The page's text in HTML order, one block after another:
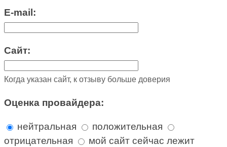
E-mail:
Сайт:
Когда указан сайт, к отзыву больше доверия
Оценка провайдера:
нейтральная
положительная
отрицательная
мой сайт сейчас лежит